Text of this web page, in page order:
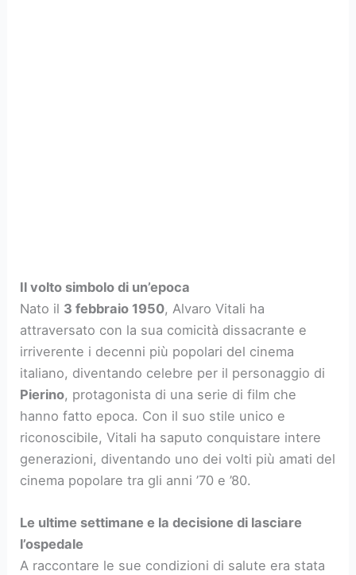
Il volto simbolo di un’epoca
Nato il 3 febbraio 1950, Alvaro Vitali ha
attraversato con la sua comicità dissacrante e
irriverente i decenni più popolari del cinema
italiano, diventando celebre per il personaggio di
Pierino, protagonista di una serie di film che
hanno fatto epoca. Con il suo stile unico e
riconoscibile, Vitali ha saputo conquistare intere
generazioni, diventando uno dei volti più amati del
cinema popolare tra gli anni ’70 e ’80.
Le ultime settimane e la decisione di lasciare
l’ospedale
A raccontare le sue condizioni di salute era stata